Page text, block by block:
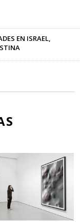
EN ISRAEL,